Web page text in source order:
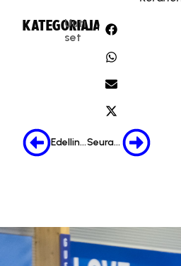
KATEGORIA:
Uuti
set
JAA:
Edellinen Seuraava